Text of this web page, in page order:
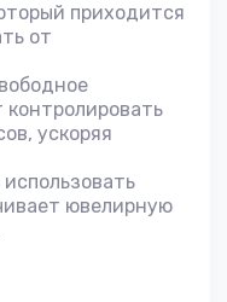
приходится
от
ускоряя
ювелирную